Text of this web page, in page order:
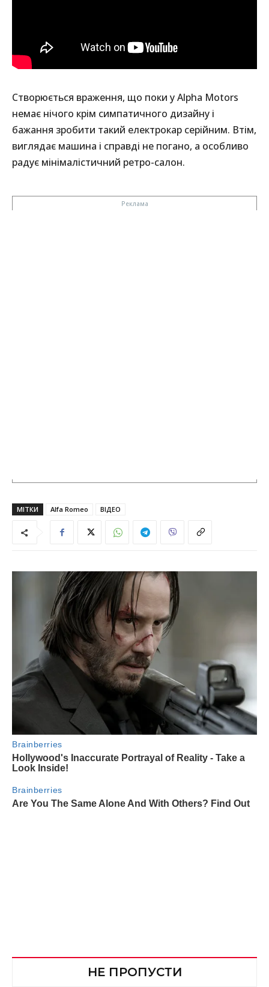
Створюється враження, що поки у Alpha Motors
немає нічого крім симпатичного дизайну і
бажання зробити такий електрокар серійним. Втім,
виглядає машина і справді не погано, а особливо
радує мінімалістичний ретро-салон.
МІТКИ Alfa Romeo ВІДЕО
НЕ ПРОПУСТИ